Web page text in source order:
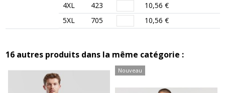
4XL
423
10,56 €
5XL
705 10,56 €
16 autres produits dans la même catégorie :
Nouveau